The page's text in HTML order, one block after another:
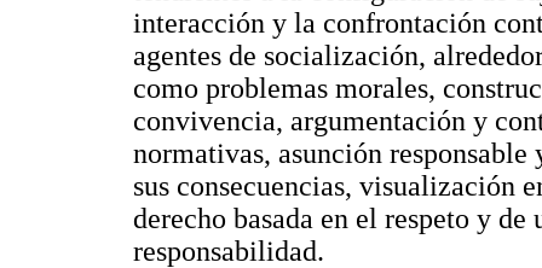
interacción y la confrontación
agentes de socialización,
como problemas morales,
convivencia, argumentación y
normativas, asunción
sus consecuencias, visualización
derecho basada en el respeto y
responsabilidad.